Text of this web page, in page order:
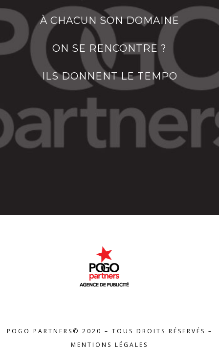
À CHACUN SON DOMAINE
ON SE RENCONTRE ?
ILS DONNENT LE TEMPO
POGO PARTNERS© 2020 – TOUS DROITS RÉSERVÉS –
MENTIONS LÉGALES